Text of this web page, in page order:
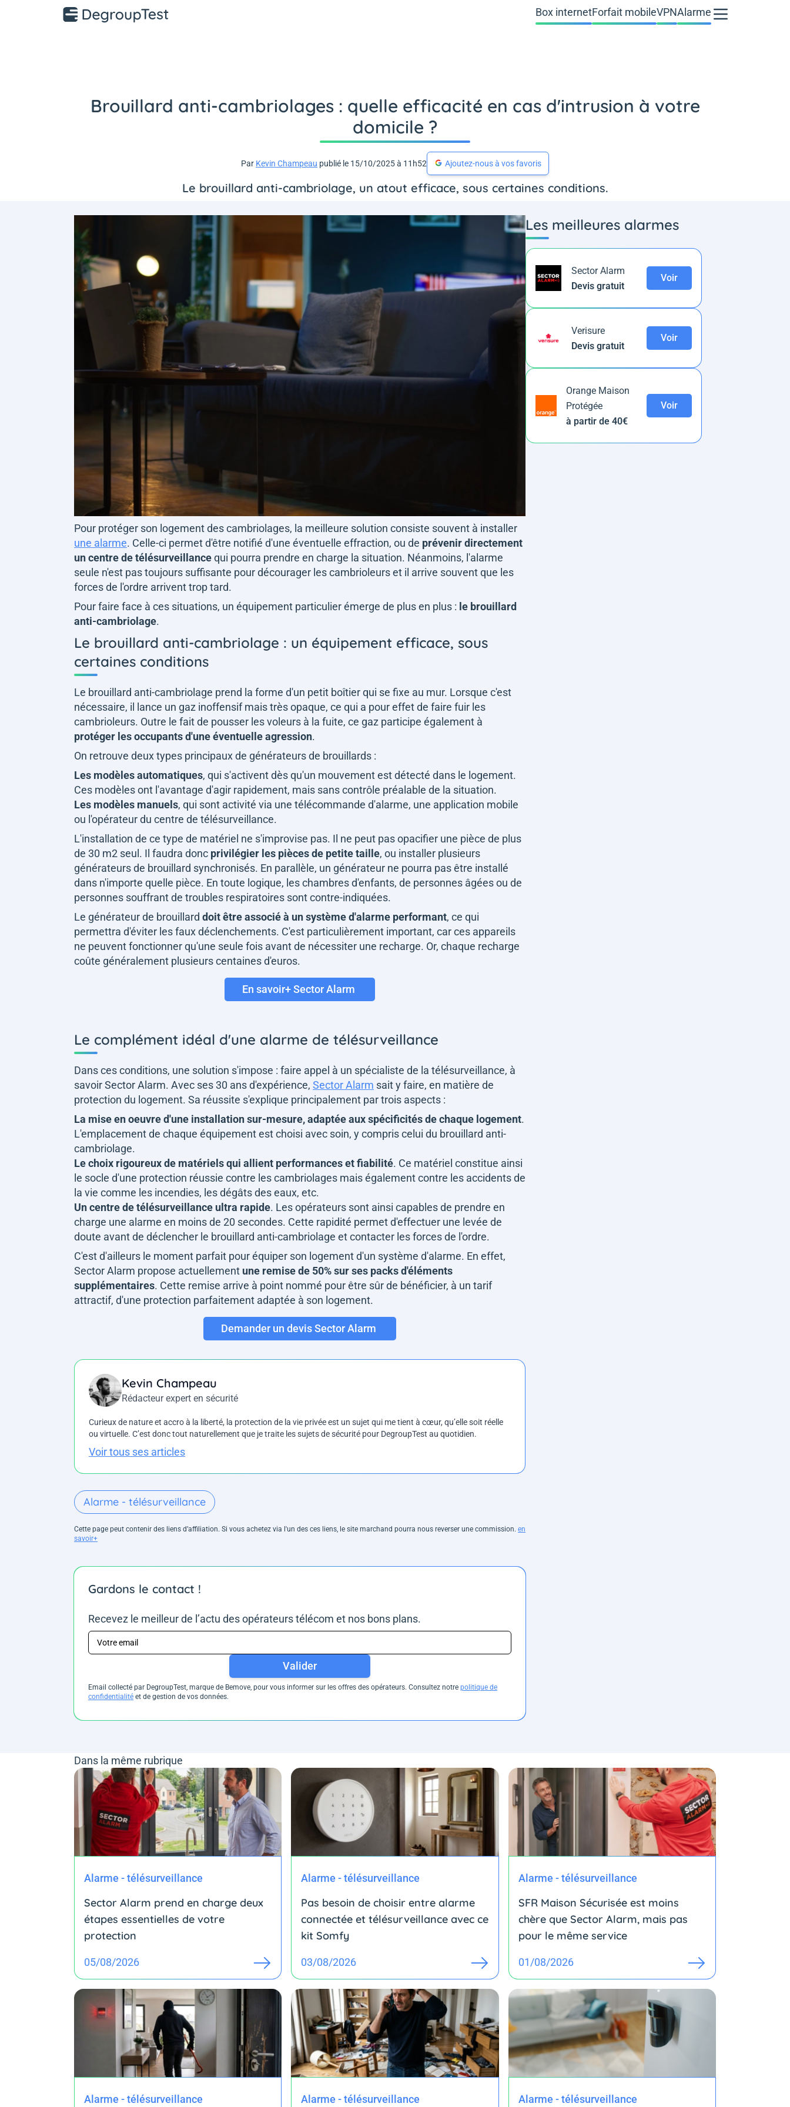
Box internetForfait mobileVPNAlarme
Brouillard anti-cambriolages : quelle efficacité en cas d'intrusion à votre
domicile ?
Par Kevin Champeau publié le 15/10/2025 à 11h52 Ajoutez-nous à vos favoris
Le brouillard anti-cambriolage, un atout efficace, sous certaines conditions.
Pour protéger son logement des cambriolages, la meilleure solution consiste souvent à installer
une alarme. Celle-ci permet d'être notifié d'une éventuelle effraction, ou de prévenir directement
un centre de télésurveillancequi pourra prendre en charge la situation. Néanmoins, l'alarme
seule n'est pas toujours suffisante pour décourager les cambrioleurs et il arrive souvent que les
forces de l'ordre arrivent trop tard.
Pour faire face à ces situations, un équipement particulier émerge de plus en plus : le brouillard
anti-cambriolage.
Le brouillard anti-cambriolage : un équipement efficace, sous
certaines conditions
Le brouillard anti-cambriolage prend la forme d'un petit boîtier qui se fixe au mur. Lorsque c'est
nécessaire, il lance un gaz inoffensif mais très opaque, ce qui a pour effet de faire fuir les
cambrioleurs. Outre le fait de pousser les voleurs à la fuite, ce gaz participe également à
protéger les occupants d'une éventuelle agression.
On retrouve deux types principaux de générateurs de brouillards :
Les modèles automatiques, qui s'activent dès qu'un mouvement est détecté dans le logement.
Ces modèles ont l'avantage d'agir rapidement, mais sans contrôle préalable de la situation.
Les modèles manuels, qui sont activité via une télécommande d'alarme, une application mobile
ou l'opérateur du centre de télésurveillance.
L'installation de ce type de matériel ne s'improvise pas. Il ne peut pas opacifier une pièce de plus
de 30 m2 seul. Il faudra donc privilégier les pièces de petite taille, ou installer plusieurs
générateurs de brouillard synchronisés. En parallèle, un générateur ne pourra pas être installé
dans n'importe quelle pièce. En toute logique, les chambres d'enfants, de personnes âgées ou de
personnes souffrant de troubles respiratoires sont contre-indiquées.
Le générateur de brouillard doit être associé à un système d'alarme performant, ce qui
permettra d'éviter les faux déclenchements. C'est particulièrement important, car ces appareils
ne peuvent fonctionner qu'une seule fois avant de nécessiter une recharge. Or, chaque recharge
coûte généralement plusieurs centaines d'euros.
En savoir+ Sector Alarm
Le complément idéal d'une alarme de télésurveillance
Dans ces conditions, une solution s'impose : faire appel à un spécialiste de la télésurveillance, à
savoir Sector Alarm. Avec ses 30 ans d'expérience, Sector Alarm sait y faire, en matière de
protection du logement. Sa réussite s'explique principalement par trois aspects :
La mise en oeuvre d'une installation sur-mesure, adaptée aux spécificités de chaque logement.
L'emplacement de chaque équipement est choisi avec soin, y compris celui du brouillard anti-
cambriolage.
Le choix rigoureux de matériels qui allient performances et fiabilité. Ce matériel constitue ainsi
le socle d'une protection réussie contre les cambriolages mais également contre les accidents de
la vie comme les incendies, les dégâts des eaux, etc.
Un centre de télésurveillance ultra rapide. Les opérateurs sont ainsi capables de prendre en
charge une alarme en moins de 20 secondes. Cette rapidité permet d'effectuer une levée de
doute avant de déclencher le brouillard anti-cambriolage et contacter les forces de l'ordre.
C'est d'ailleurs le moment parfait pour équiper son logement d'un système d'alarme. En effet,
Sector Alarm propose actuellement une remise de 50% sur ses packs d'éléments
supplémentaires. Cette remise arrive à point nommé pour être sûr de bénéficier, à un tarif
attractif, d'une protection parfaitement adaptée à son logement.
Demander un devis Sector Alarm
Kevin Champeau
Rédacteur expert en sécurité
Curieux de nature et accro à la liberté, la protection de la vie privée est un sujet qui me tient à cœur, qu’elle soit réelle
ou virtuelle. C’est donc tout naturellement que je traite les sujets de sécurité pour DegroupTest au quotidien.
Voir tous ses articles
Alarme - télésurveillance
Cette page peut contenir des liens d’affiliation. Si vous achetez via l'un des ces liens, le site marchand pourra nous reverser une commission. en
savoir+
Gardons le contact !
Recevez le meilleur de l’actu des opérateurs télécom et nos bons plans.
Valider
Email collecté par DegroupTest, marque de Bemove, pour vous informer sur les offres des opérateurs. Consultez notre politique de
confidentialité et de gestion de vos données.
Les meilleures alarmes
Sector Alarm
Devis gratuit
Voir
Verisure
Devis gratuit
Voir
Orange Maison
Protégée
à partir de 40€
Voir
Dans la même rubrique
Alarme - télésurveillance
Sector Alarm prend en charge deux
étapes essentielles de votre
protection
05/08/2026
Alarme - télésurveillance
Pas besoin de choisir entre alarme
connectée et télésurveillance avec ce
kit Somfy
03/08/2026
Alarme - télésurveillance
SFR Maison Sécurisée est moins
chère que Sector Alarm, mais pas
pour le même service
01/08/2026
Alarme - télésurveillance Alarme - télésurveillance Alarme - télésurveillance